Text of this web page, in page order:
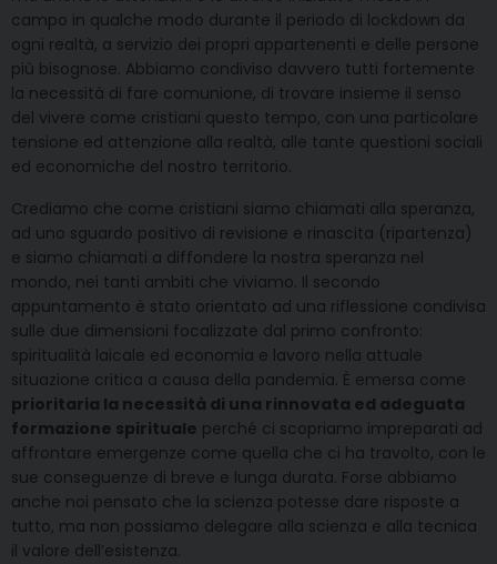
campo in qualche modo durante il periodo di lockdown da
ogni realtà, a servizio dei propri appartenenti e delle persone
più bisognose. Abbiamo condiviso davvero tutti fortemente
la necessità di fare comunione, di trovare insieme il senso
del vivere come cristiani questo tempo, con una particolare
tensione ed attenzione alla realtà, alle tante questioni sociali
ed economiche del nostro territorio.
Crediamo che come cristiani siamo chiamati alla speranza,
ad uno sguardo positivo di revisione e rinascita (ripartenza)
e siamo chiamati a diffondere la nostra speranza nel
mondo, nei tanti ambiti che viviamo. Il secondo
appuntamento è stato orientato ad una riflessione condivisa
sulle due dimensioni focalizzate dal primo confronto:
spiritualità laicale ed economia e lavoro nella attuale
situazione critica a causa della pandemia. È emersa come
prioritaria la necessità di una rinnovata ed adeguata
formazione spirituale perché ci scopriamo impreparati ad
affrontare emergenze come quella che ci ha travolto, con le
sue conseguenze di breve e lunga durata. Forse abbiamo
anche noi pensato che la scienza potesse dare risposte a
tutto, ma non possiamo delegare alla scienza e alla tecnica
il valore dell’esistenza.